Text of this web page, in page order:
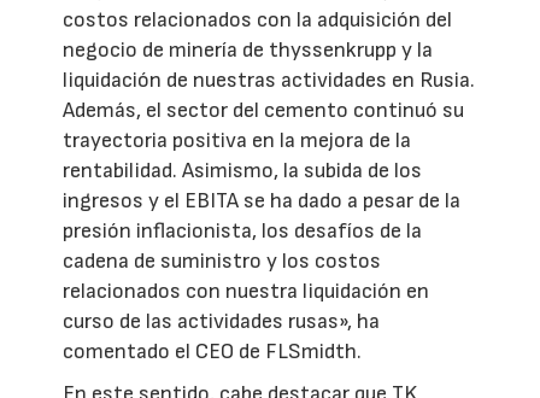
costos relacionados con la adquisición del
negocio de minería de thyssenkrupp y la
liquidación de nuestras actividades en Rusia.
Además, el sector del cemento continuó su
trayectoria positiva en la mejora de la
rentabilidad. Asimismo, la subida de los
ingresos y el EBITA se ha dado a pesar de la
presión inflacionista, los desafíos de la
cadena de suministro y los costos
relacionados con nuestra liquidación en
curso de las actividades rusas», ha
comentado el CEO de FLSmidth.